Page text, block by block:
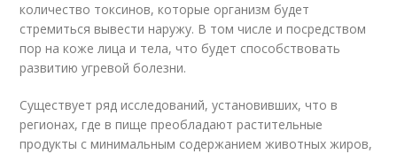
количество токсинов, которые организм будет
стремиться вывести наружу. В том числе и посредством
пор на коже лица и тела, что будет способствовать
развитию угревой болезни.
Существует ряд исследований, установивших, что в
регионах, где в пище преобладают растительные
продукты с минимальным содержанием животных жиров,